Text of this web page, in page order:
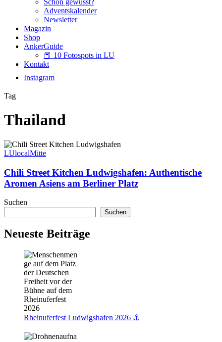
Schon gewusst?
Adventskalender
Newsletter
Magazin
Shop
AnkerGuide
📕 10 Fotospots in LU
Kontakt
Instagram
Tag
Thailand
Chili
Street
Ludwigshafen:
Authentische
Aromen
am
Berliner
LUlocalMitte
Chili Street Kitchen Ludwigshafen: Authentische
Aromen Asiens am Berliner Platz
Suchen
Suchen
Neueste Beiträge
Rheinuferfest Ludwigshafen 2026 ⚓️